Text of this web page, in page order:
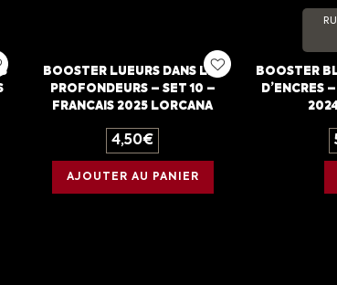
BOOSTER LUEURS DANS LES
PROFONDEURS – SET 10 –
FRANCAIS 2025 LORCANA
4,50€
AJOUTER AU PANIER
BOOSTER
D’ENCRES